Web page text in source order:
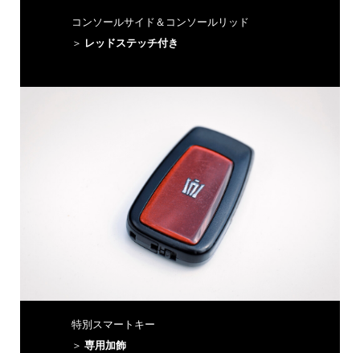
コンソールサイド＆コンソールリッド
＞ レッドステッチ付き
特別スマートキー
＞ 専用加飾